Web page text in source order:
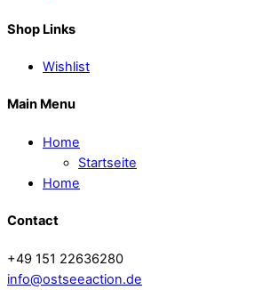
Shop Links
Wishlist
Main Menu
Home
Startseite
Home
Contact
+49 151 22636280
info@ostseeaction.de